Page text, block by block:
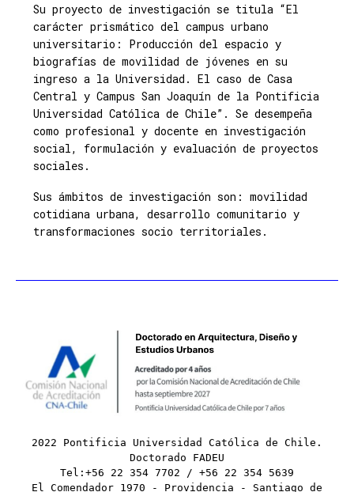
Su proyecto de investigación se titula “El
carácter prismático del campus urbano
universitario: Producción del espacio y
biografías de movilidad de jóvenes en su
ingreso a la Universidad. El caso de Casa
Central y Campus San Joaquín de la Pontificia
Universidad Católica de Chile”. Se desempeña
como profesional y docente en investigación
social, formulación y evaluación de proyectos
sociales.
Sus ámbitos de investigación son: movilidad
cotidiana urbana, desarrollo comunitario y
transformaciones socio territoriales.
2022 Pontificia Universidad Católica de Chile.
Doctorado FADEU
Tel:+56 22 354 7702 / +56 22 354 5639
El Comendador 1970 - Providencia - Santiago de